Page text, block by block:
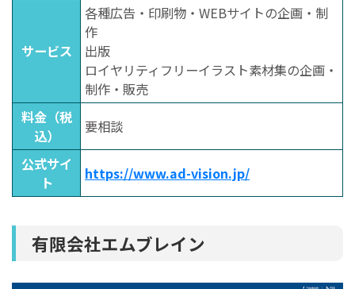
サービス
各種広告・印刷物・WEBサイトの企画・制
作
出版
ロイヤリティフリーイラスト素材集の企画・
制作・販売
料金（税
込）
要相談
公式サイ
ト
https://www.ad-vision.jp/
有限会社エムブレイン